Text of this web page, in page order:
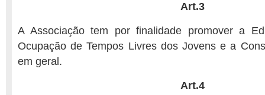
Art.3
A Associação tem por finalidade promover a
Ocupação de Tempos Livres dos Jovens e a
em geral.
Art.4